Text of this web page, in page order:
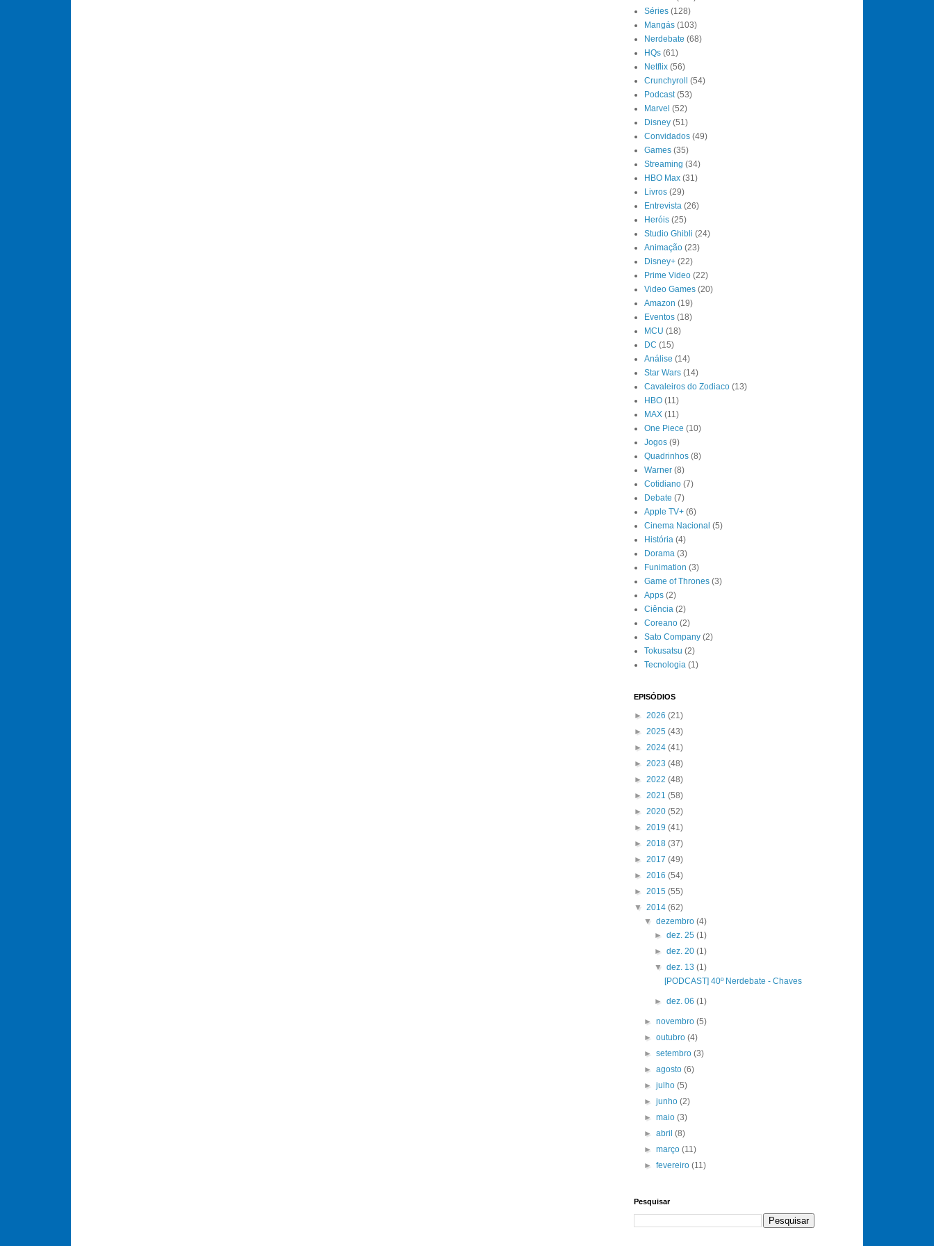
Séries (128)
Mangás (103)
Nerdebate (68)
HQs (61)
Netflix (56)
Crunchyroll (54)
Podcast (53)
Marvel (52)
Disney (51)
Convidados (49)
Games (35)
Streaming (34)
HBO Max (31)
Livros (29)
Entrevista (26)
Heróis (25)
Studio Ghibli (24)
Animação (23)
Disney+ (22)
Prime Video (22)
Video Games (20)
Amazon (19)
Eventos (18)
MCU (18)
DC (15)
Análise (14)
Star Wars (14)
Cavaleiros do Zodiaco (13)
HBO (11)
MAX (11)
One Piece (10)
Jogos (9)
Quadrinhos (8)
Warner (8)
Cotidiano (7)
Debate (7)
Apple TV+ (6)
Cinema Nacional (5)
História (4)
Dorama (3)
Funimation (3)
Game of Thrones (3)
Apps (2)
Ciência (2)
Coreano (2)
Sato Company (2)
Tokusatsu (2)
Tecnologia (1)
EPISÓDIOS
► 2026 (21)
► 2025 (43)
► 2024 (41)
► 2023 (48)
► 2022 (48)
► 2021 (58)
► 2020 (52)
► 2019 (41)
► 2018 (37)
► 2017 (49)
► 2016 (54)
► 2015 (55)
▼ 2014 (62)
▼dezembro(4)
► dez. 25 (1)
► dez. 20 (1)
▼ dez. 13 (1)
[PODCAST] 40º Nerdebate - Chaves
► dez. 06 (1)
►novembro(5)
►outubro(4)
►setembro(3)
►agosto(6)
►julho(5)
►junho(2)
►maio(3)
►abril(8)
►março(11)
►fevereiro(11)
Pesquisar